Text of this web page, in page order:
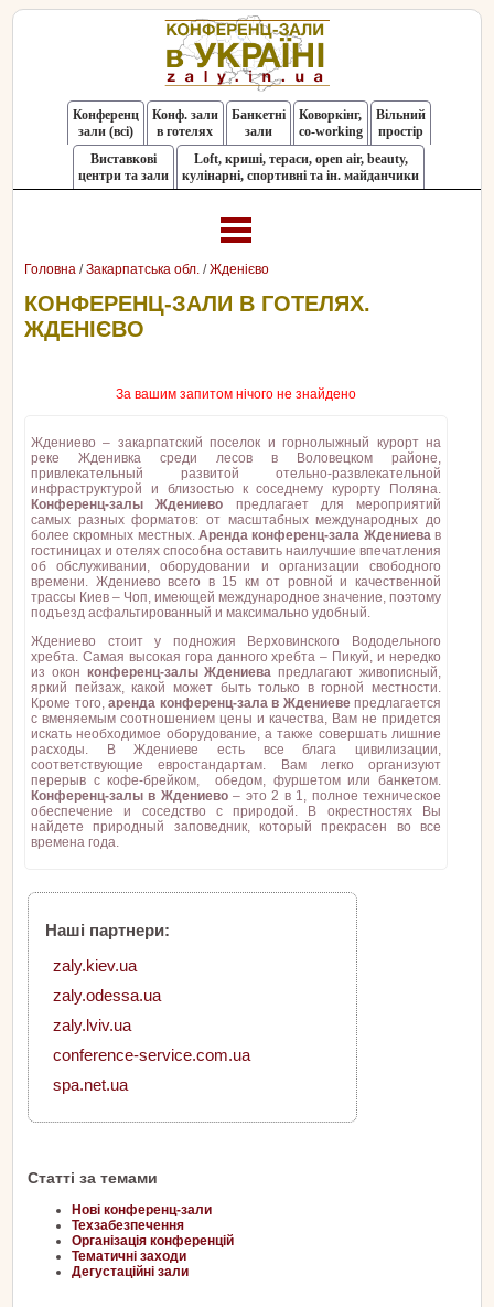
Конференц
зали (всі)
Конф. зали
в готелях
Банкетні
зали
Коворкінг,
co-working
Вільний
простір
Виставкові
центри та зали
Loft, криші, тераси, оpen air, beauty,
кулінарні, спортивні та ін. майданчики
Головна /Закарпатська обл. /Жденієво
КОНФЕРЕНЦ-ЗАЛИ В ГОТЕЛЯХ.
ЖДЕНІЄВО
За вашим запитом нічого не знайдено
Ждениево – закарпатский поселок и горнолыжный курорт на
реке Жденивка среди лесов в Воловецком районе,
привлекательный развитой отельно-развлекательной
инфраструктурой и близостью к соседнему курорту Поляна.
Конференц-залы Ждениево предлагает для мероприятий
самых разных форматов: от масштабных международных до
более скромных местных. Аренда конференц-зала Ждениевав
гостиницах и отелях способна оставить наилучшие впечатления
об обслуживании, оборудовании и организации свободного
времени. Ждениево всего в 15 км от ровной и качественной
трассы Киев – Чоп, имеющей международное значение, поэтому
подъезд асфальтированный и максимально удобный.
Ждениево стоит у подножия Верховинского Вододельного
хребта. Самая высокая гора данного хребта – Пикуй, и нередко
из окон конференц-залы Ждениевапредлагают живописный,
яркий пейзаж, какой может быть только в горной местности.
Кроме того, аренда конференц-зала в Ждениевепредлагается
с вменяемым соотношением цены и качества, Вам не придется
искать необходимое оборудование, а также совершать лишние
расходы. В Ждениеве есть все блага цивилизации,
соответствующие евростандартам. Вам легко организуют
перерыв с кофе-брейком, обедом, фуршетом или банкетом.
Конференц-залы в Ждениево– это 2 в 1, полное техническое
обеспечение и соседство с природой. В окрестностях Вы
найдете природный заповедник, который прекрасен во все
времена года.
Наші партнери:
zaly.kiev.ua
zaly.odessa.ua
zaly.lviv.ua
conference-service.com.ua
spa.net.ua
Статті за темами
Нові конференц-зали
Техзабезпечення
Організація конференцій
Тематичні заходи
Дегустаційні зали